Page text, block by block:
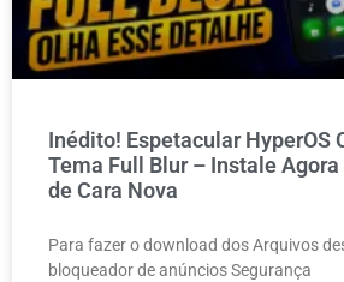
Inédito! Espetacular HyperOS
Tema Full Blur – Instale
de Cara Nova
Para fazer o download dos Arquivos
bloqueador de anúncios Segurança